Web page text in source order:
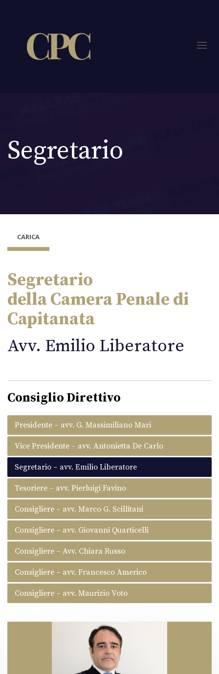
Segretario
CARICA
Segretario
della Camera Penale di
Capitanata
Avv. Emilio Liberatore
Consiglio Direttivo
Presidente – avv. G. Massimiliano Mari
Vice Presidente – avv. Antonietta De Carlo
Segretario – avv. Emilio Liberatore
Tesoriere – avv. Pierluigi Favino
Consigliere – avv. Marco G. Scillitani
Consigliere – avv. Giovanni Quarticelli
Consigliere – Avv. Chiara Russo
Consigliere – avv. Francesco Americo
Consigliere – avv. Maurizio Voto